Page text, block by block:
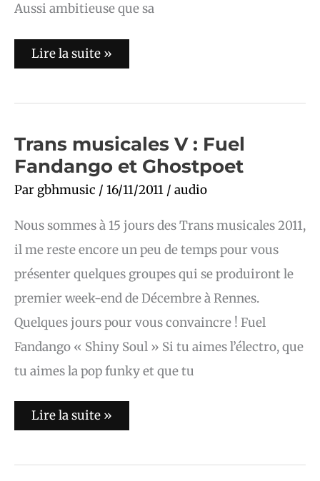
Aussi ambitieuse que sa
Lire la suite »
Trans musicales V : Fuel
Fandango et Ghostpoet
Par gbhmusic / 16/11/2011 / audio
Nous sommes à 15 jours des Trans musicales 2011,
il me reste encore un peu de temps pour vous
présenter quelques groupes qui se produiront le
premier week-end de Décembre à Rennes.
Quelques jours pour vous convaincre ! Fuel
Fandango « Shiny Soul » Si tu aimes l’électro, que
tu aimes la pop funky et que tu
Trans
musicales
V
:
Fuel
Fandango
Ghostpoet
Lire la suite »